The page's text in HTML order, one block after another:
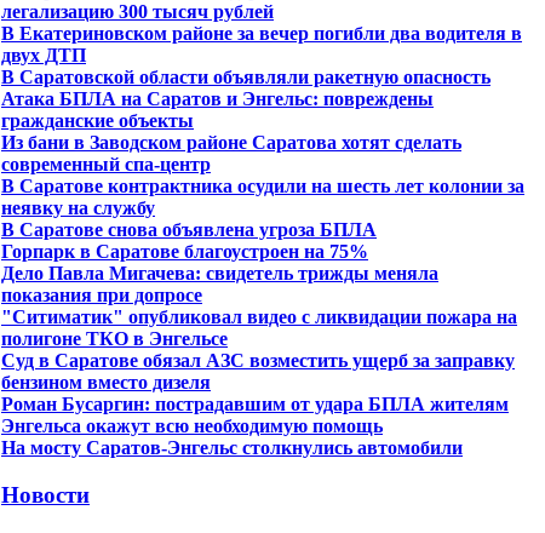
легализацию 300 тысяч рублей
В Екатериновском районе за вечер погибли два водителя в
двух ДТП
В Саратовской области объявляли ракетную опасность
Атака БПЛА на Саратов и Энгельс: повреждены
гражданские объекты
Из бани в Заводском районе Саратова хотят сделать
современный спа-центр
В Саратове контрактника осудили на шесть лет колонии за
неявку на службу
В Саратове снова объявлена угроза БПЛА
Горпарк в Саратове благоустроен на 75%
Дело Павла Мигачева: свидетель трижды меняла
показания при допросе
"Ситиматик" опубликовал видео с ликвидации пожара на
полигоне ТКО в Энгельсе
Суд в Саратове обязал АЗС возместить ущерб за заправку
бензином вместо дизеля
Роман Бусаргин: пострадавшим от удара БПЛА жителям
Энгельса окажут всю необходимую помощь
На мосту Саратов-Энгельс столкнулись автомобили
Новости